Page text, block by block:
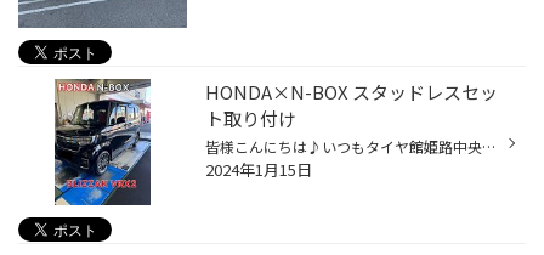
HONDA×N-BOX スタッドレスセッ
ト取り付け
皆様こんにちは♪いつもタイヤ館姫路中央店webをご覧いただき誠にありがとうございます(^^) 本日はN-BOXのスタッドレスセット取り付けをご紹介します！ お選びいただいたのはブリヂストンのBLIZZAK VRX2です！ アルミホイールも同じくブリヂストンのバルミナAR12です。 これで雪道も安心ですね(^^) ...
2024年1月15日